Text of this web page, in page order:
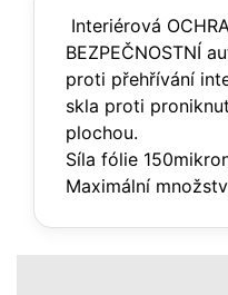
Interiérová
BEZPEČNOSTNÍ
proti přehřívání
skla proti
plochou.
Síla fólie
Maximální